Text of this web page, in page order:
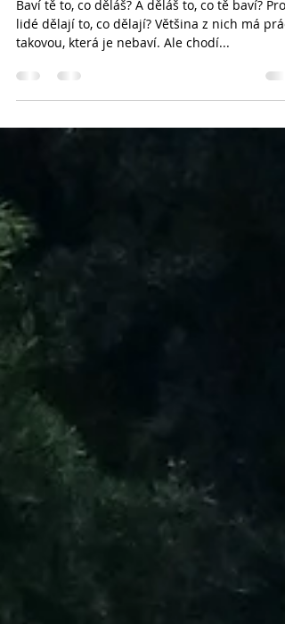
Baví tě to, co děláš?
Baví tě to, co děláš? A děláš to, co tě baví? Proč
lidé dělají to, co dělají? Většina z nich má práci